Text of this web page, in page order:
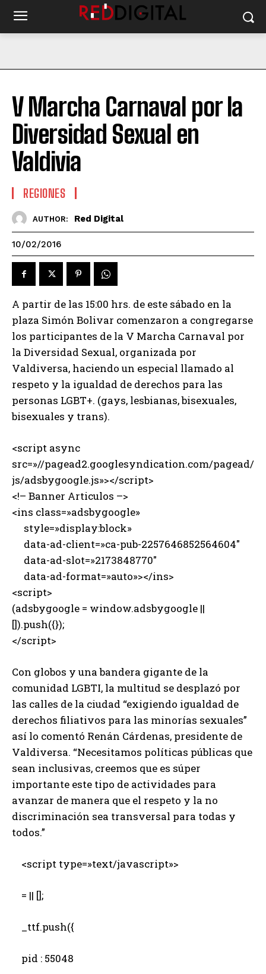
V Marcha Carnaval por la
Diversidad Sexual en
Valdivia
REGIONES
AUTHOR: Red Digital
10/02/2016
A partir de las 15:00 hrs. de este sábado en la
plaza Simón Bolivar comenzaron a congregarse
los participantes de la V Marcha Carnaval por
la Diversidad Sexual, organizada por
Valdiversa, haciendo un especial llamado al
respeto y la igualdad de derechos para las
personas LGBT+. (gays, lesbianas, bisexuales,
bisexuales y trans).
<script async
src=»//pagead2.googlesyndication.com/pagead/
js/adsbygoogle.js»></script>
<!– Banner Articulos –>
<ins class=»adsbygoogle»
style=»display:block»
data-ad-client=»ca-pub-2257646852564604″
data-ad-slot=»2173848770″
data-ad-format=»auto»></ins>
<script>
(adsbygoogle = window.adsbygoogle ||
[]).push({});
</script>
Con globos y una bandera gigante de la
comunidad LGBTI, la multitud se desplazó por
las calles de la ciudad “exigiendo igualdad de
derechos filiativos para las minorías sexuales”
así lo comentó Renán Cárdenas, presidente de
Valdiversa. “Necesitamos políticas públicas que
sean inclusivas, creemos que es súper
importante este tipo de actividades para
avanzar de manera que el respeto y la no
discriminación sea transversal para todas y
todos.”
<script type=»text/javascript»>
= || [];
_ttf.push({
pid : 55048